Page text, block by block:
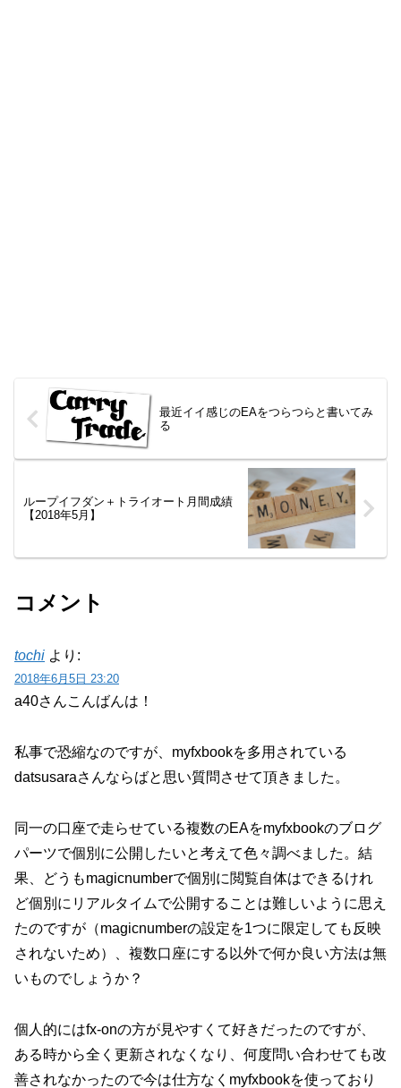
最近イイ感じのEAをつらつらと書いてみ
る
ループイフダン＋トライオート月間成績
【2018年5月】
コメント
tochi より:
2018年6月5日 23:20
a40さんこんばんは！
私事で恐縮なのですが、myfxbookを多用されている
datsusaraさんならばと思い質問させて頂きました。
同一の口座で走らせている複数のEAをmyfxbookのブログ
パーツで個別に公開したいと考えて色々調べました。結
果、どうもmagicnumberで個別に閲覧自体はできるけれ
ど個別にリアルタイムで公開することは難しいように思え
たのですが（magicnumberの設定を1つに限定しても反映
されないため）、複数口座にする以外で何か良い方法は無
いものでしょうか？
個人的にはfx-onの方が見やすくて好きだったのですが、
ある時から全く更新されなくなり、何度問い合わせても改
善されなかったので今は仕方なくmyfxbookを使っており